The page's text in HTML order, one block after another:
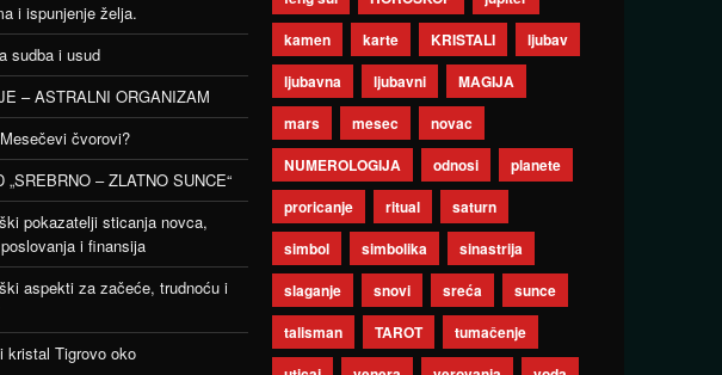
i ispunjenje želja.
sudba i usud
– ASTRALNI ORGANIZAM
čvorovi?
„SREBRNO – ZLATNO SUNCE“
pokazatelji sticanja novca,
i finansija
aspekti za začeće, trudnoću i
kristal Tigrovo oko
kamen
karte KRISTALI
ljubav
ljubavna
ljubavni
MAGIJA
mars
mesec
novac
NUMEROLOGIJA
odnosi
planete
proricanje
ritual
saturn
simbol
simbolika
sinastrija
slaganje
snovi sreća
sunce
talisman
TAROT
tumačenje